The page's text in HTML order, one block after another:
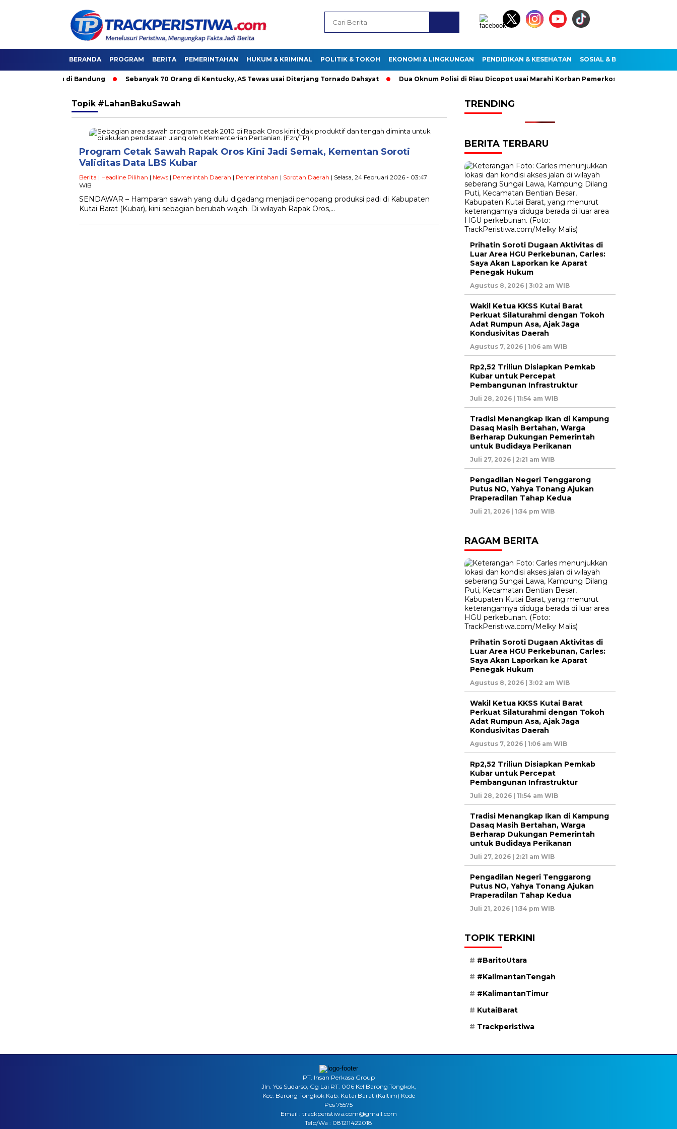
BERANDA PROGRAM BERITA PEMERINTAHAN HUKUM & KRIMINAL POLITIK & TOKOH EKONOMI & LINGKUNGAN PENDIDIKAN & KESEHATAN SOSIAL & BUDAYA
Umum di Bandung Sebanyak 70 Orang di Kentucky, AS Tewas usai Diterjang Tornado Dahsyat Dua Oknum Polisi di Riau Dicopot usai Marahi Korban Pemerkosaan
Topik #LahanBakuSawah
Program Cetak Sawah Rapak Oros Kini Jadi Semak, Kementan Soroti
Validitas Data LBS Kubar
Berita | Headline Pilihan | News | Pemerintah Daerah | Pemerintahan | Sorotan Daerah | Selasa, 24 Februari 2026 - 03:47
WIB
SENDAWAR – Hamparan sawah yang dulu digadang menjadi penopang produksi padi di Kabupaten
Kutai Barat (Kubar), kini sebagian berubah wajah. Di wilayah Rapak Oros,…
TRENDING
BERITA TERBARU
Prihatin Soroti Dugaan Aktivitas di
Luar Area HGU Perkebunan, Carles:
Saya Akan Laporkan ke Aparat
Penegak Hukum
Agustus 8, 2026 | 3:02 am WIB
Wakil Ketua KKSS Kutai Barat
Perkuat Silaturahmi dengan Tokoh
Adat Rumpun Asa, Ajak Jaga
Kondusivitas Daerah
Agustus 7, 2026 | 1:06 am WIB
Rp2,52 Triliun Disiapkan Pemkab
Kubar untuk Percepat
Pembangunan Infrastruktur
Juli 28, 2026 | 11:54 am WIB
Tradisi Menangkap Ikan di Kampung
Dasaq Masih Bertahan, Warga
Berharap Dukungan Pemerintah
untuk Budidaya Perikanan
Juli 27, 2026 | 2:21 am WIB
Pengadilan Negeri Tenggarong
Putus NO, Yahya Tonang Ajukan
Praperadilan Tahap Kedua
Juli 21, 2026 | 1:34 pm WIB
RAGAM BERITA
Prihatin Soroti Dugaan Aktivitas di
Luar Area HGU Perkebunan, Carles:
Saya Akan Laporkan ke Aparat
Penegak Hukum
Agustus 8, 2026 | 3:02 am WIB
Wakil Ketua KKSS Kutai Barat
Perkuat Silaturahmi dengan Tokoh
Adat Rumpun Asa, Ajak Jaga
Kondusivitas Daerah
Agustus 7, 2026 | 1:06 am WIB
Rp2,52 Triliun Disiapkan Pemkab
Kubar untuk Percepat
Pembangunan Infrastruktur
Juli 28, 2026 | 11:54 am WIB
Tradisi Menangkap Ikan di Kampung
Dasaq Masih Bertahan, Warga
Berharap Dukungan Pemerintah
untuk Budidaya Perikanan
Juli 27, 2026 | 2:21 am WIB
Pengadilan Negeri Tenggarong
Putus NO, Yahya Tonang Ajukan
Praperadilan Tahap Kedua
Juli 21, 2026 | 1:34 pm WIB
TOPIK TERKINI
#BaritoUtara
#KalimantanTengah
#KalimantanTimur
KutaiBarat
Trackperistiwa
PT. Insan Perkasa Group
Jln. Yos Sudarso, Gg Lai RT. 006 Kel Barong Tongkok,
Kec. Barong Tongkok Kab. Kutai Barat (Kaltim) Kode
Pos 75575
Email : trackperistiwa.com@gmail.com
Telp/Wa : 081211422018